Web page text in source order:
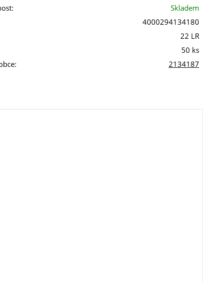
Skladem
4000294134180
22 LR
50 ks
2134187